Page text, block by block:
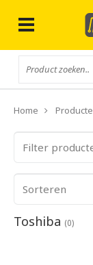
Home
Filter
Sorteren
Toshiba (0)